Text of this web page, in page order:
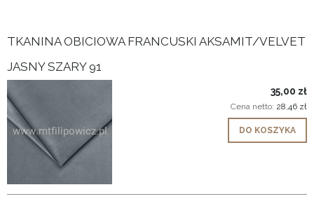
TKANINA OBICIOWA FRANCUSKI AKSAMIT/VELVET
JASNY SZARY 91
35,00 zł
Cena netto: 28,46 zł
DO KOSZYKA